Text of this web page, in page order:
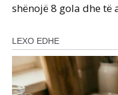
shënojë 8 gola dhe të